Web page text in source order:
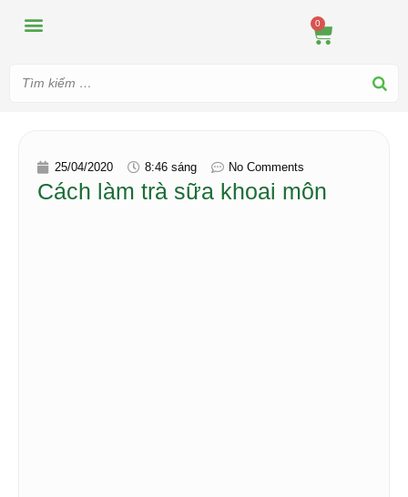
0
25/04/2020 8:46 sáng No Comments
Cách làm trà sữa khoai môn